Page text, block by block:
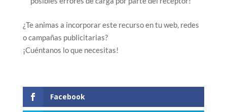
¿Te animas a incorporar este recurso en tu web, redes
o campañas publicitarias?
¡Cuéntanos lo que necesitas!
Facebook